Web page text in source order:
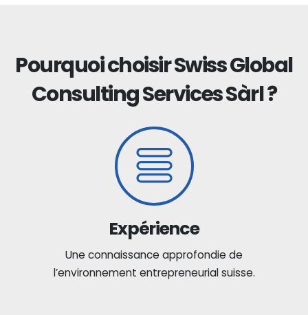
Pourquoi choisir Swiss Global
Consulting Services Sàrl ?
Expérience
Une connaissance approfondie de
l’environnement entrepreneurial suisse.